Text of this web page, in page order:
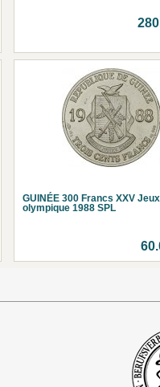
GUINÉE 300 Francs XXV
olympique 1988 SPL